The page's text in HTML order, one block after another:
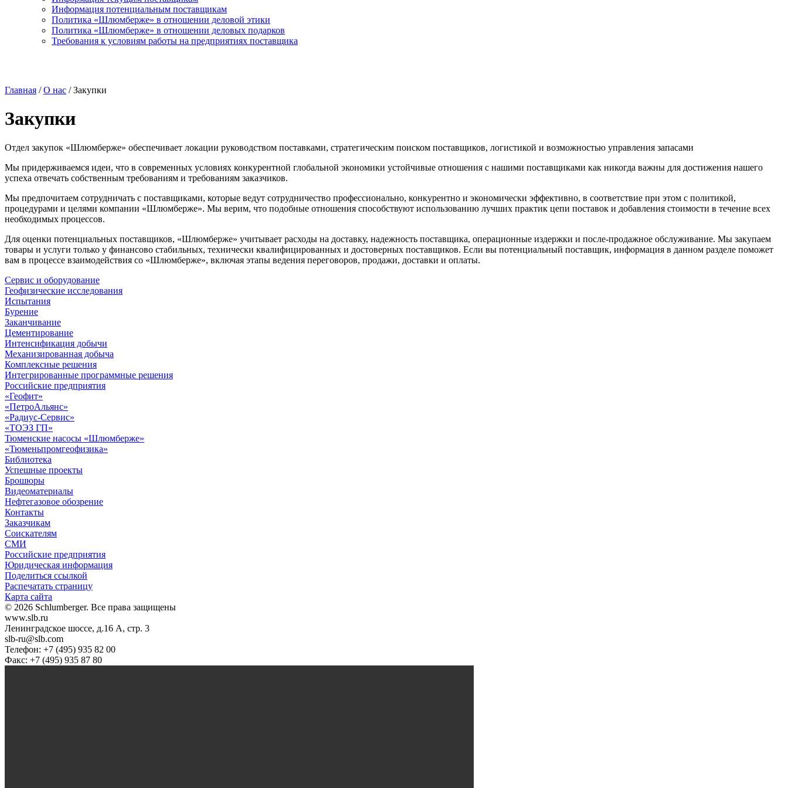
Информация потенциальным поставщикам
Политика «Шлюмберже» в отношении деловой этики
Политика «Шлюмберже» в отношении деловых подарков
Требования к условиям работы на предприятиях поставщика
Главная /О нас /Закупки
Закупки
Отдел закупок «Шлюмберже» обеспечивает локации руководством поставками, стратегическим поиском поставщиков, логистикой и возможностью управления запасами
Мы придерживаемся идеи, что в современных условиях конкурентной глобальной экономики устойчивые отношения с нашими поставщиками как никогда важны для достижения нашего
успеха отвечать собственным требованиям и требованиям заказчиков.
Мы предпочитаем сотрудничать с поставщиками, которые ведут сотрудничество профессионально, конкурентно и экономически эффективно, в соответствие при этом с политикой,
процедурами и целями компании «Шлюмберже». Мы верим, что подобные отношения способствуют использованию лучших практик цепи поставок и добавления стоимости в течение всех
необходимых процессов.
Для оценки потенциальных поставщиков, «Шлюмберже» учитывает расходы на доставку, надежность поставщика, операционные издержки и после-продажное обслуживание. Мы закупаем
товары и услуги только у финансово стабильных, технически квалифицированных и достоверных поставщиков. Если вы потенциальный поставщик, информация в данном разделе поможет
вам в процессе взаимодействия со «Шлюмберже», включая этапы ведения переговоров, продажи, доставки и оплаты.
Сервис и оборудование
Геофизические исследования
Испытания
Бурение
Заканчивание
Цементирование
Интенсификация добычи
Механизированная добыча
Комплексные решения
Интегрированные программные решения
Российские предприятия
«Геофит»
«ПетроАльянс»
«Радиус-Сервис»
«ТОЭЗ ГП»
Тюменские насосы «Шлюмберже»
«Тюменьпромгеофизика»
Библиотека
Успешные проекты
Брошюры
Видеоматериалы
Нефтегазовое обозрение
Контакты
Заказчикам
Соискателям
СМИ
Российские предприятия
Юридическая информация
Поделиться ссылкой
Распечатать страницу
Карта сайта
© 2026 Schlumberger. Все права защищены
www.slb.ru
Ленинградское шоссе, д.16 А, стр. 3
slb-ru@slb.com
Телефон: +7 (495) 935 82 00
Факс: +7 (495) 935 87 80